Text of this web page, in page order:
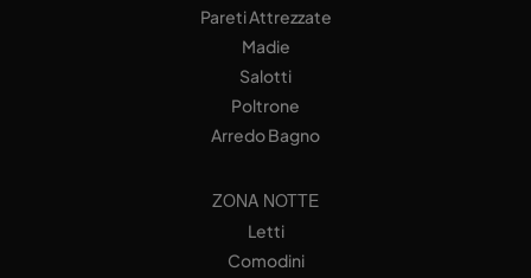
Pareti Attrezzate
Madie
Salotti
Poltrone
Arredo Bagno
ZONA NOTTE
Letti
Comodini